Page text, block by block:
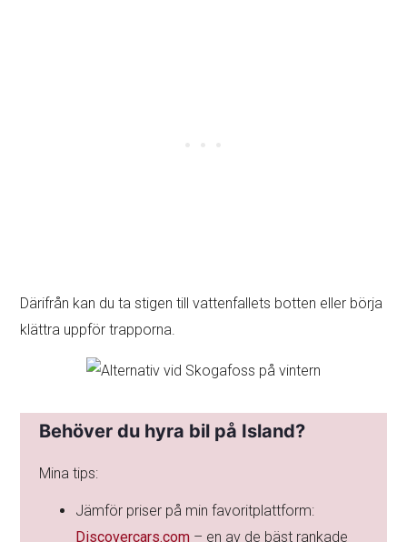
Därifrån kan du ta stigen till vattenfallets botten eller börja
klättra uppför trapporna.
Behöver du hyra bil på Island?
Mina tips:
Jämför priser på min favoritplattform:
Discovercars.com – en av de bäst rankade